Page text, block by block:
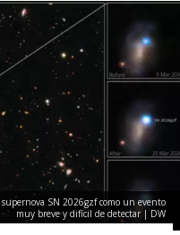
SN 2026gzf como un evento
muy breve y difícil de detectar | DW